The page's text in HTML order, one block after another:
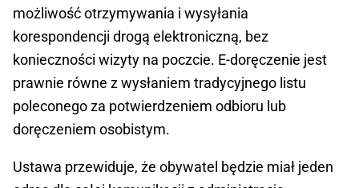
możliwość otrzymywania i wysyłania
korespondencji drogą elektroniczną, bez
konieczności wizyty na poczcie. E-doręczenie jest
prawnie równe z wysłaniem tradycyjnego listu
poleconego za potwierdzeniem odbioru lub
doręczeniem osobistym.
Ustawa przewiduje, że obywatel będzie miał jeden